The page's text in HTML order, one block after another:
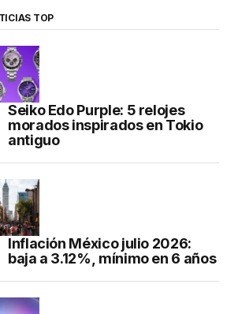
TOP
Seiko Edo Purple: 5 relojes
morados inspirados en Tokio
antiguo
Inflación México julio 2026:
baja a 3.12%, mínimo en 6 años